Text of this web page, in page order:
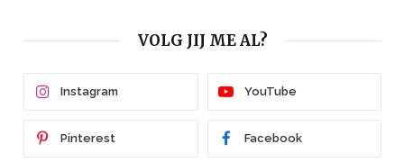
VOLG JIJ ME AL?
Instagram YouTube
Pinterest Facebook